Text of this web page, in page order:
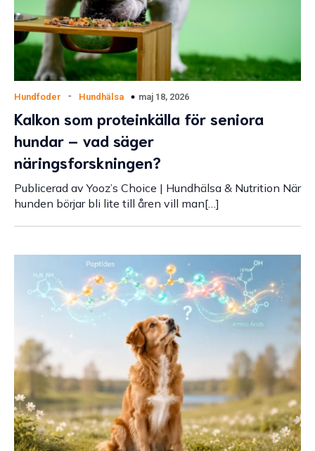
Hundfoder - Hundhälsa maj 18, 2026
Kalkon som proteinkälla för seniora
hundar – vad säger
näringsforskningen?
Publicerad av Yooz’s Choice | Hundhälsa & Nutrition När
hunden börjar bli lite till åren vill man[…]